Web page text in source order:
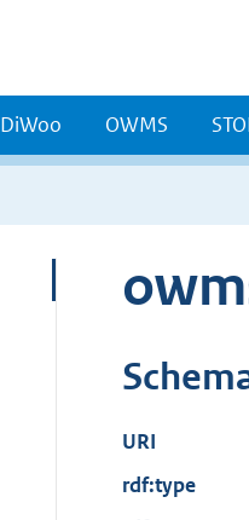
DiWoo OWMS
URI
rdf:type